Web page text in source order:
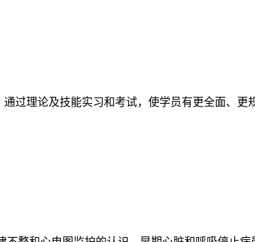
过理论及技能实习和考试，使学员有更全面、更